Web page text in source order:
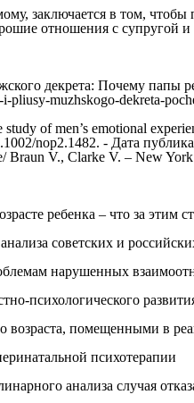
заключается в том, чтобы
отношения с супругой
декрета: Почему папы
pliusy-muzhskogo-dekreta-
of men’s emotional
nop2.1482. - Дата
Braun V., Clarke V. – New
ребенка – что за этим
советских и
нарушенных
психологического
возраста, помещенными в
психотерапии
анализа случая